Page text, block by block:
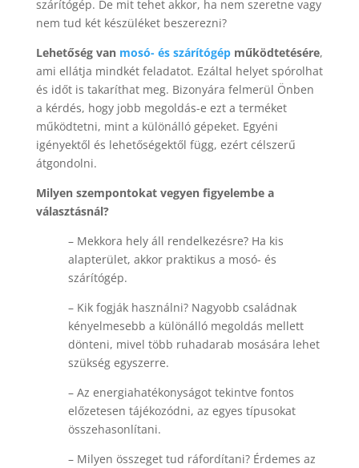
szárítógép. De mit tehet akkor, ha nem szeretne vagy
nem tud két készüléket beszerezni?
Lehetőség van mosó- és szárítógépműködtetésére,
ami ellátja mindkét feladatot. Ezáltal helyet spórolhat
és időt is takaríthat meg. Bizonyára felmerül Önben
a kérdés, hogy jobb megoldás-e ezt a terméket
működtetni, mint a különálló gépeket. Egyéni
igényektől és lehetőségektől függ, ezért célszerű
átgondolni.
Milyen szempontokat vegyen figyelembe a
választásnál?
– Mekkora hely áll rendelkezésre? Ha kis
alapterület, akkor praktikus a mosó- és
szárítógép.
– Kik fogják használni? Nagyobb családnak
kényelmesebb a különálló megoldás mellett
dönteni, mivel több ruhadarab mosására lehet
szükség egyszerre.
– Az energiahatékonyságot tekintve fontos
előzetesen tájékozódni, az egyes típusokat
összehasonlítani.
– Milyen összeget tud ráfordítani? Érdemes az